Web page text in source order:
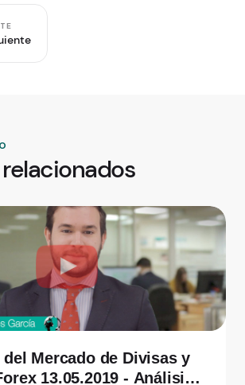
Mercado de Divisas y
13.05.2019 - Análisis